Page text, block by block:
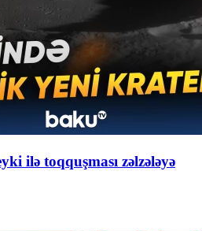
ilə toqquşması zəlzələyə